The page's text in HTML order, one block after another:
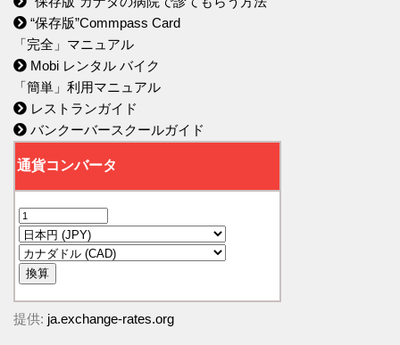
“保存版”Commpass Card
「完全」マニュアル
Mobi レンタル バイク
「簡単」利用マニュアル
レストランガイド
バンクーバースクールガイド
提供: ja.exchange-rates.org